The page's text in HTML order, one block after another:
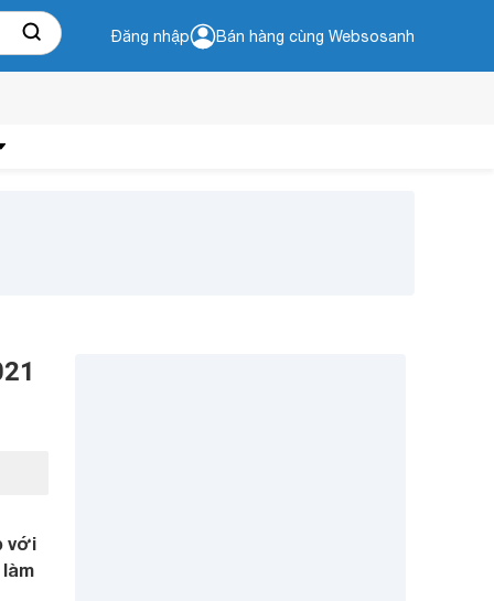
Đăng nhập Bán hàng cùng Websosanh
với